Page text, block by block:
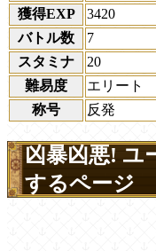
獲得EXP
3420
バトル数
7
スタミナ
20
難易度
エリート
称号
反発
凶暴凶悪! ユ
するページ